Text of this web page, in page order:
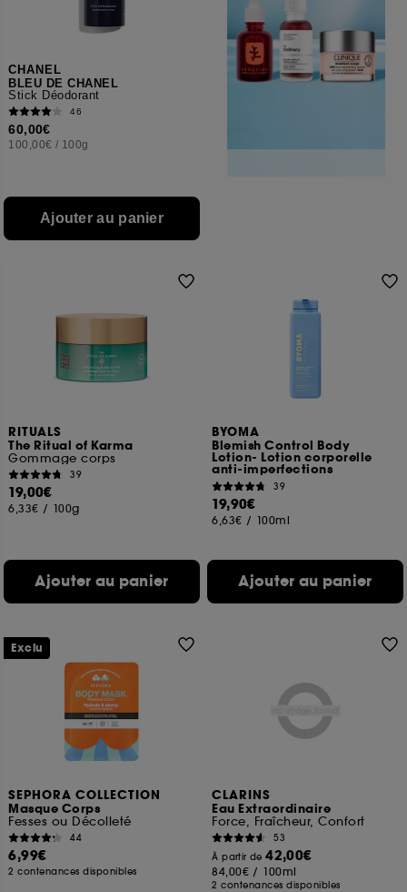
CHANEL
BLEU DE CHANEL
Stick Déodorant
46
60,00€
100,00€ / 100g
Ajouter au panier
RITUALS
The Ritual of Karma
Gommage corps
39
19,00€
6,33€ / 100g
Ajouter au panier
BYOMA
Blemish Control Body
Lotion- Lotion corporelle
anti-imperfections
39
19,90€
6,63€ / 100ml
Ajouter au panier
SEPHORA COLLECTION
Masque Corps
Fesses ou Décolleté
44
6,99€
2 contenances disponibles
Exclu
CLARINS
Eau Extraordinaire
Force, Fraîcheur, Confort
53
À partir de42,00€
84,00€ / 100ml
2 contenances disponibles